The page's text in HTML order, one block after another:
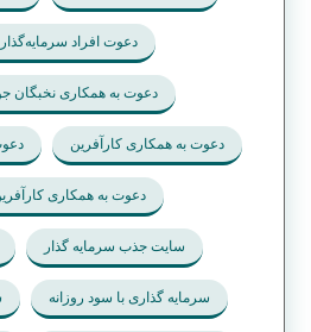
دعوت افراد
دعوت به همکاری نخبگان
دعوت به همکاری کارآفرین
دعوت به همکاری
سایت جذب سرمایه گذار
سرمایه گذاری با سود روزانه